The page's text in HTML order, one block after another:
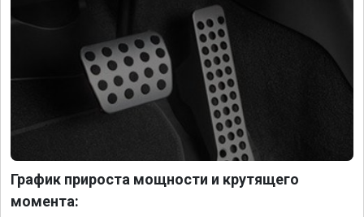
График прироста мощности и крутящего
момента: